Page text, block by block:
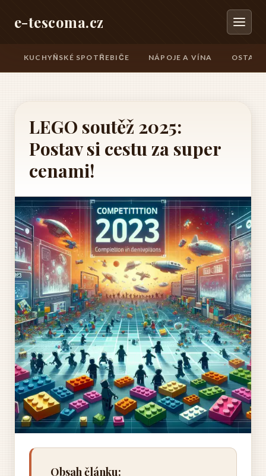
e-tescoma.cz
KUCHYŇSKÉ SPOTŘEBIČE NÁPOJE A VÍNA
LEGO soutěž 2025:
Postav si cestu za super
cenami!
Obsah článku: